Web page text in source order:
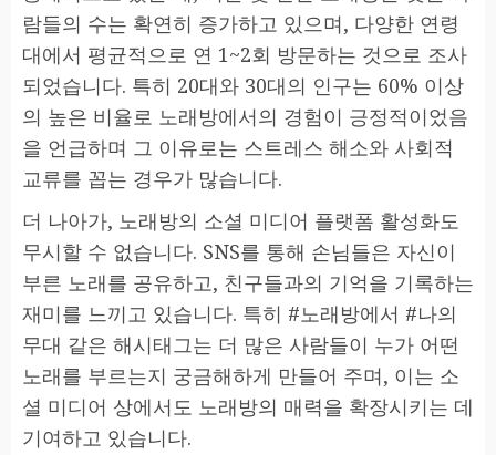
람들의 수는 확연히 증가하고 있으며, 다양한 연령
대에서 평균적으로 연 1~2회 방문하는 것으로 조사
되었습니다. 특히 20대와 30대의 인구는 60% 이상
의 높은 비율로 노래방에서의 경험이 긍정적이었음
을 언급하며 그 이유로는 스트레스 해소와 사회적
교류를 꼽는 경우가 많습니다.
더 나아가, 노래방의 소셜 미디어 플랫폼 활성화도
무시할 수 없습니다. SNS를 통해 손님들은 자신이
부른 노래를 공유하고, 친구들과의 기억을 기록하는
재미를 느끼고 있습니다. 특히 #노래방에서 #나의
무대 같은 해시태그는 더 많은 사람들이 누가 어떤
노래를 부르는지 궁금해하게 만들어 주며, 이는 소
셜 미디어 상에서도 노래방의 매력을 확장시키는 데
기여하고 있습니다.